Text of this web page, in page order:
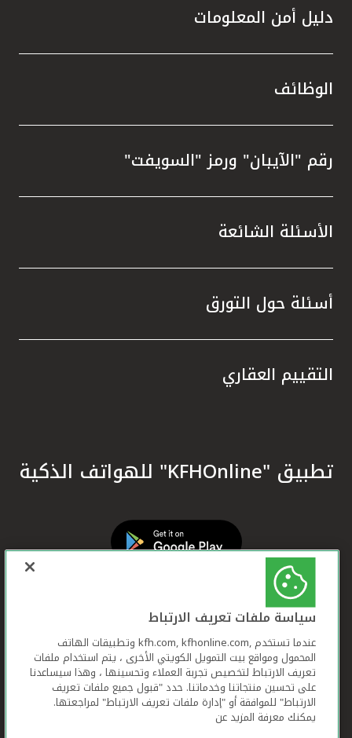
دليل أمن المعلومات
الوظائف
رقم "الآيبان" ورمز "السويفت"
الأسئلة الشائعة
أسئلة حول التورق
التقييم العقاري
تطبيق "KFHOnline" للهواتف الذكية
سياسة ملفات تعريف الارتباط
عندما تستخدم ,kfh.com, kfhonline.com وتطبيقات الهاتف
المحمول ومواقع بيت التمويل الكويتي الأخرى ، يتم استخدام ملفات
تعريف الارتباط لتخصيص تجربة العملاء وتحسينها ، وهذا سيساعدنا
على تحسين منتجاتنا وخدماتنا. حدد "قبول جميع ملفات تعريف
الارتباط" للموافقة أو "إدارة ملفات تعريف الارتباط" لمراجعتها.
يمكنك معرفة المزيد عن